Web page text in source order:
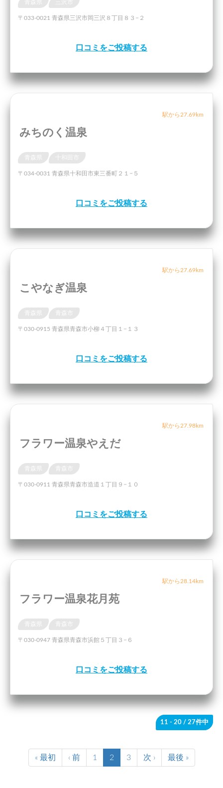
青森県
〒033-0021 青森県三沢市岡三沢８丁目８３−２
口コミをご投稿する
駅から27.69km
みちのく温泉
青森県
〒034-0031 青森県十和田市東三番町２１−５
口コミをご投稿する
駅から27.69km
こやなぎ温泉
青森県 青森市
〒030-0915 青森県青森市小柳４丁目１−１３
口コミをご投稿する
駅から27.98km
フラワー温泉やえだ
青森県 青森市
〒030-0911 青森県青森市造道１丁目９−１０
口コミをご投稿する
駅から28.14km
フラワー温泉花月苑
青森県 青森市
〒030-0947 青森県青森市浜館５丁目３−６
口コミをご投稿する
11 - 20 / 27件中
« 最初 ‹ 前 1 2 3 次 › 最後 »